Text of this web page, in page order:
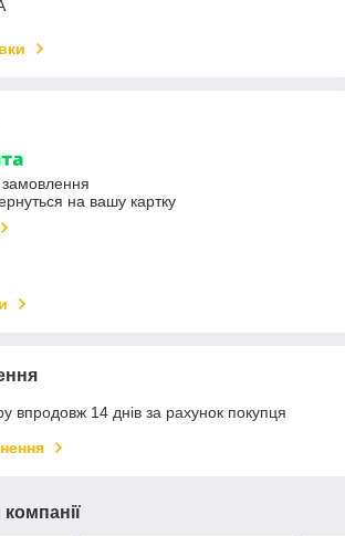
на вашу картку
впродовж 14 днів за рахунок покупця